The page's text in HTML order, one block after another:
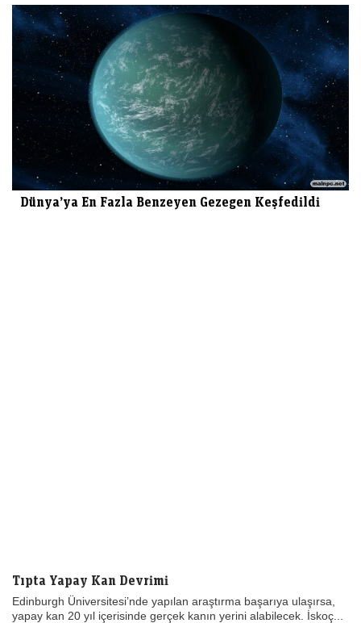
Dünya’ya En Fazla Benzeyen Gezegen Keşfedildi
Tıpta Yapay Kan Devrimi
Edinburgh Üniversitesi’nde yapılan araştırma başarıya ulaşırsa,
yapay kan 20 yıl içerisinde gerçek kanın yerini alabilecek. İskoç...